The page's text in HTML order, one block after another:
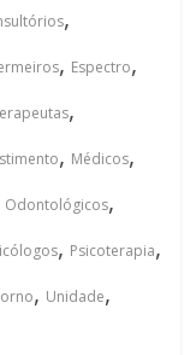
,
, Espectro,
,
, Médicos,
Odontológicos,
, Psicoterapia,
, Unidade,